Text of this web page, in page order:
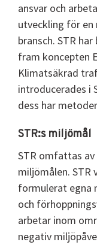
ansvar och
utveckling för en
bransch. STR
fram koncepten
Klimatsäkrad
introducerades i
dess har
STR:s miljömål
STR omfattas
miljömålen. STR
formulerat egna
och
arbetar inom
negativ